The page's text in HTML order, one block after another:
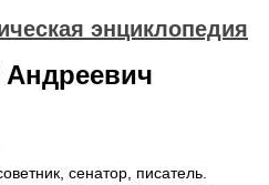
энциклопедия
сенатор, писатель.